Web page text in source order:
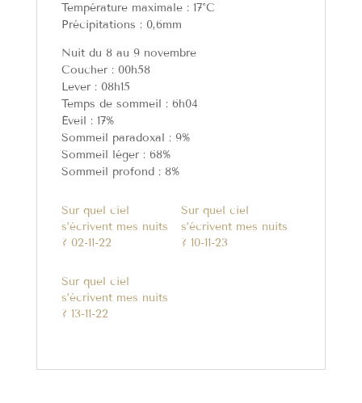
Température maximale : 17°C
Précipitations : 0,6mm
Nuit du 8 au 9 novembre
Coucher : 00h58
Lever : 08h15
Temps de sommeil : 6h04
Éveil : 17%
Sommeil paradoxal : 9%
Sommeil léger : 68%
Sommeil profond : 8%
Sur quel ciel
s’écrivent mes nuits
? 02-11-22
Sur quel ciel
s’écrivent mes nuits
? 10-11-23
Sur quel ciel
s’écrivent mes nuits
? 13-11-22